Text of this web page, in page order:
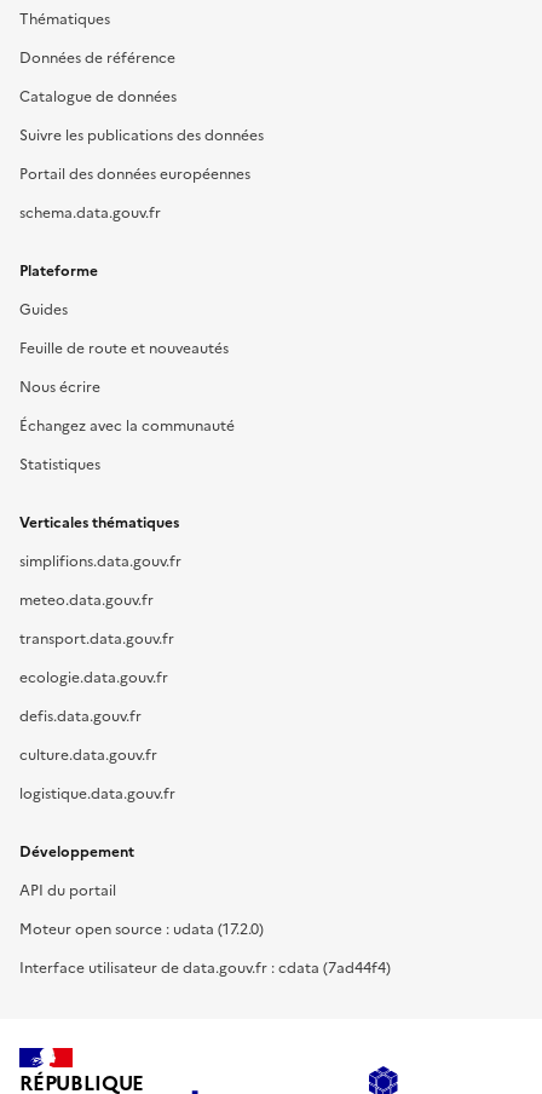
Thématiques
Données de référence
Catalogue de données
Suivre les publications des données
Portail des données européennes
schema.data.gouv.fr
Plateforme
Guides
Feuille de route et nouveautés
Nous écrire
Échangez avec la communauté
Statistiques
Verticales thématiques
simplifions.data.gouv.fr
meteo.data.gouv.fr
transport.data.gouv.fr
ecologie.data.gouv.fr
defis.data.gouv.fr
culture.data.gouv.fr
logistique.data.gouv.fr
Développement
API du portail
Moteur open source : udata (17.2.0)
Interface utilisateur de data.gouv.fr : cdata (7ad44f4)
RÉPUBLIQUE